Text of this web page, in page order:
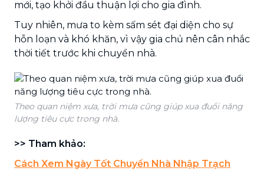
mới, tạo khởi đầu thuận lợi cho gia đình.
Tuy nhiên, mưa to kèm sấm sét đại diện cho sự
hỗn loạn và khó khăn, vì vậy gia chủ nên cân nhắc
thời tiết trước khi chuyển nhà.
Theo quan niệm xưa, trời mưa cũng giúp xua đuổi năng
lượng tiêu cực trong nhà.
>> Tham khảo:
Cách Xem Ngày Tốt Chuyển Nhà Nhập Trạch